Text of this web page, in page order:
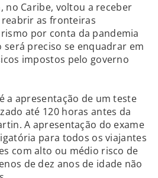
no Caribe, voltou a receber
as fronteiras
por conta da pandemia
será preciso se enquadrar em
impostos pelo governo
a apresentação de um teste
até 120 horas antes da
A apresentação do exame
para todos os viajantes
com alto ou médio risco de
de dez anos de idade não